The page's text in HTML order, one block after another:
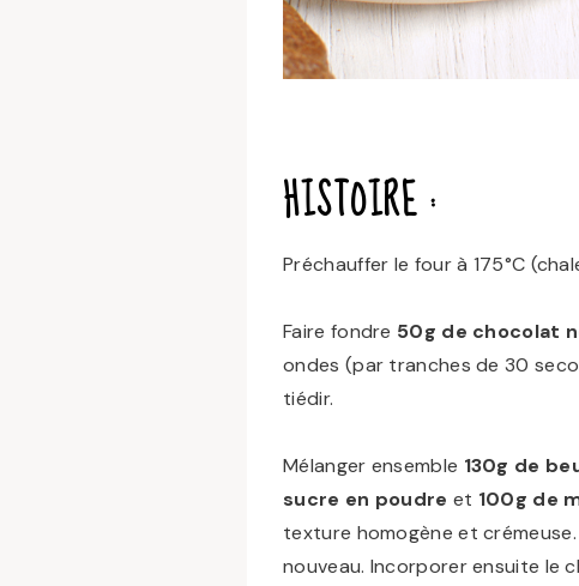
HISTOIRE :
Préchauffer le four à 175°C
Faire fondre 50g de chocolat
ondes (par tranches de 30
tiédir.
Mélanger ensemble 130g de
sucre en poudre et 100g de
texture homogène et
nouveau. Incorporer ensuite le